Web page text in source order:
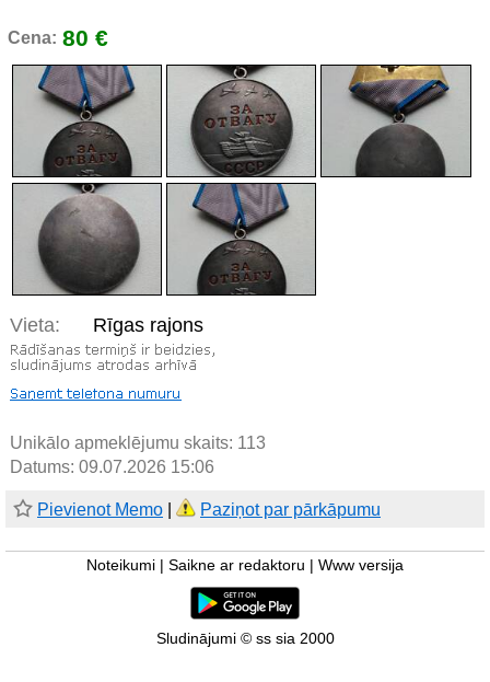
Cena: 80 €
Vieta: Rīgas rajons
Unikālo apmeklējumu skaits: 113
Datums: 09.07.2026 15:06
Pievienot Memo Paziņot par pārkāpumu
Noteikumi Saikne ar redaktoru Www versija
Sludinājumi © ss sia 2000